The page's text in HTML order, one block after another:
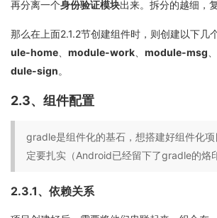
再分离一个身份验证模块出来。拆分的越细，
那么在上面2.1.2节创建组件时，则创建以下几
ule-home
module-work module-msg
dule-sign。
2.3、组件配置
gradle是组件化的基石，想搭建好组件化
定要扎实（Android已经留下了gradle的烙
2.3.1、依赖关系